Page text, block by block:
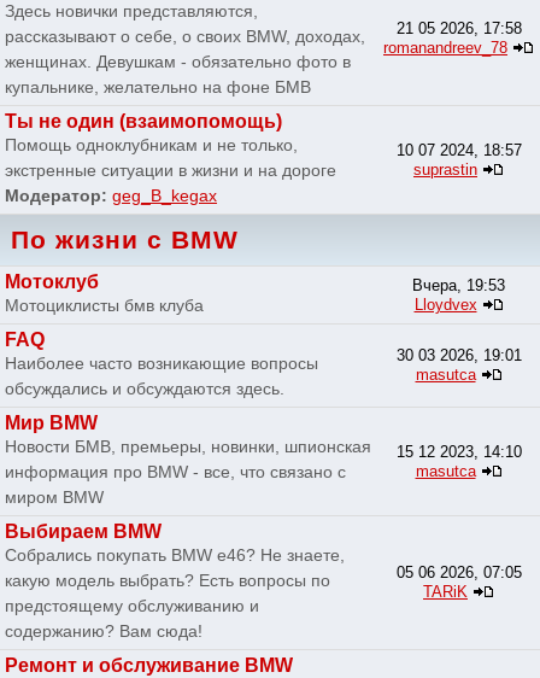
Здесь новички представляются,
рассказывают о себе, о своих BMW, доходах,
женщинах. Девушкам - обязательно фото в
купальнике, желательно на фоне БМВ
21 05 2026, 17:58
romanandreev_78
Ты не один (взаимопомощь)
Помощь одноклубникам и не только,
экстренные ситуации в жизни и на дороге
Модератор: geg_B_kegax
10 07 2024, 18:57
suprastin
По жизни с BMW
Мотоклуб
Мотоциклисты бмв клуба
Вчера, 19:53
Lloydvex
FAQ
Наиболее часто возникающие вопросы
обсуждались и обсуждаются здесь.
30 03 2026, 19:01
masutca
Мир BMW
Новости БМВ, премьеры, новинки, шпионская
информация про BMW - все, что связано с
миром BMW
15 12 2023, 14:10
masutca
Выбираем BMW
Собрались покупать BMW e46? Не знаете,
какую модель выбрать? Есть вопросы по
предстоящему обслуживанию и
содержанию? Вам сюда!
05 06 2026, 07:05
TARiK
Ремонт и обслуживание BMW